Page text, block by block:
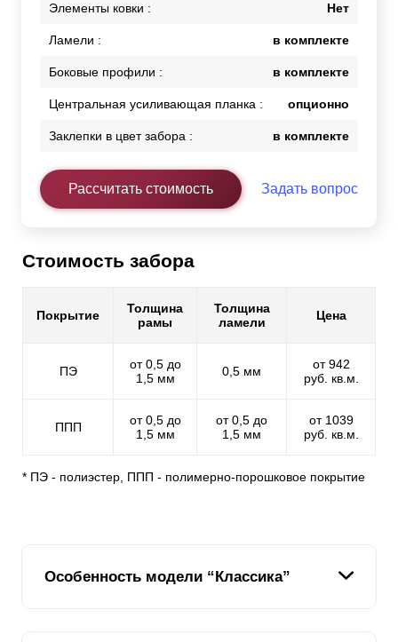
Элементы ковки : Нет
Ламели : в комплекте
Боковые профили : в комплекте
Центральная усиливающая планка : опционно
Заклепки в цвет забора : в комплекте
Рассчитать стоимость Задать вопрос
Стоимость забора
Покрытие
Толщина
рамы
Толщина
ламели
Цена
ПЭ
от 0,5 до
1,5 мм
0,5 мм
от 942
руб. кв.м.
ППП
от 0,5 до
1,5 мм
от 0,5 до
1,5 мм
от 1039
руб. кв.м.
* ПЭ - полиэстер, ППП - полимерно-порошковое покрытие
Особенность модели “Классика”